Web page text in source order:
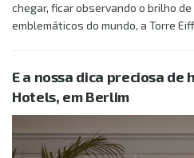
chegar, ficar observando o brilho
emblemáticos do mundo, a Torre
E a nossa dica preciosa de
Hotels, em Berlim